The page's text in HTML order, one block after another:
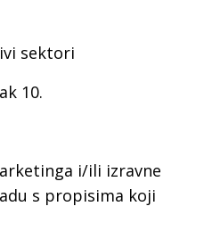
sektori
10.
i/ili izravne
s propisima koji